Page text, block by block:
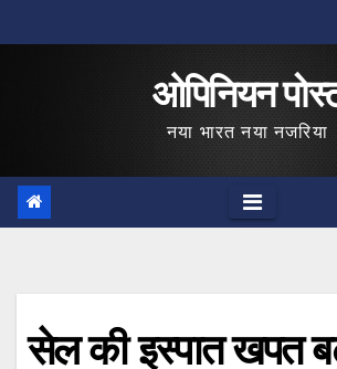
to
ओपिनियन
नया भारत नया नजरिया
सेल की इस्पात खपत